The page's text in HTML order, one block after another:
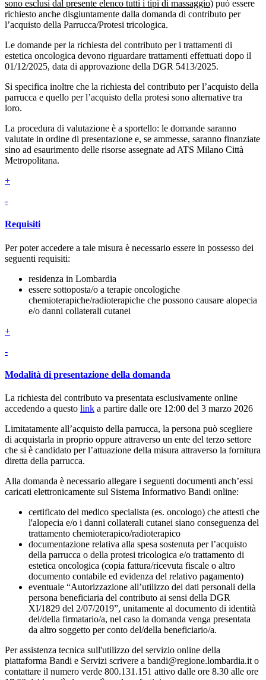
sono esclusi dal presente elenco tutti i tipi di massaggio) può essere
richiesto anche disgiuntamente dalla domanda di contributo per
l’acquisto della Parrucca/Protesi tricologica.
Le domande per la richiesta del contributo per i trattamenti di
estetica oncologica devono riguardare trattamenti effettuati dopo il
01/12/2025, data di approvazione della DGR 5413/2025.
Si specifica inoltre che la richiesta del contributo per l’acquisto della
parrucca e quello per l’acquisto della protesi sono alternative tra
loro.
La procedura di valutazione è a sportello: le domande saranno
valutate in ordine di presentazione e, se ammesse, saranno finanziate
sino ad esaurimento delle risorse assegnate ad ATS Milano Città
Metropolitana.
+
-
Requisiti
Per poter accedere a tale misura è necessario essere in possesso dei
seguenti requisiti:
residenza in Lombardia
essere sottoposta/o a terapie oncologiche
chemioterapiche/radioterapiche che possono causare alopecia
e/o danni collaterali cutanei
+
-
Modalità di presentazione della domanda
La richiesta del contributo va presentata esclusivamente online
accedendo a questo link a partire dalle ore 12:00 del 3 marzo 2026
Limitatamente all’acquisto della parrucca, la persona può scegliere
di acquistarla in proprio oppure attraverso un ente del terzo settore
che si è candidato per l’attuazione della misura attraverso la fornitura
diretta della parrucca.
Alla domanda è necessario allegare i seguenti documenti anch’essi
caricati elettronicamente sul Sistema Informativo Bandi online:
certificato del medico specialista (es. oncologo) che attesti che
l'alopecia e/o i danni collaterali cutanei siano conseguenza del
trattamento chemioterapico/radioterapico
documentazione relativa alla spesa sostenuta per l’acquisto
della parrucca o della protesi tricologica e/o trattamento di
estetica oncologica (copia fattura/ricevuta fiscale o altro
documento contabile ed evidenza del relativo pagamento)
eventuale “Autorizzazione all’utilizzo dei dati personali della
persona beneficiaria del contributo ai sensi della DGR
XI/1829 del 2/07/2019”, unitamente al documento di identità
del/della firmatario/a, nel caso la domanda venga presentata
da altro soggetto per conto del/della beneficiario/a.
Per assistenza tecnica sull'utilizzo del servizio online della
piattaforma Bandi e Servizi scrivere a bandi@regione.lombardia.it o
contattare il numero verde 800.131.151 attivo dalle ore 8.30 alle ore